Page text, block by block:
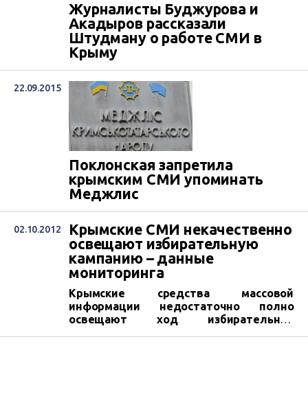
Журналисты Буджурова и
Акадыров рассказали
Штудману о работе СМИ в
Крыму
22.09.2015
Поклонская запретила
крымским СМИ упоминать
Меджлис
02.10.2012
Крымские СМИ некачественно
освещают избирательную
кампанию – данные
мониторинга
Крымские средства массовой
информации недостаточно полно
освещают ход избирательной